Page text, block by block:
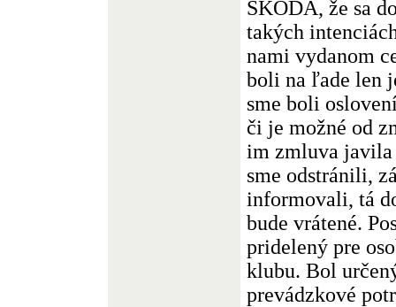
ŠKODA, že sa
takých
nami vydanom
boli na ľade len
sme boli
či je možné od
im zmluva javila
sme odstránili,
informovali, tá
bude vrátené.
pridelený pre
klubu. Bol
prevádzkové